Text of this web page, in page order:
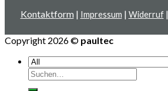
Kontaktform | Impressum | Widerruf|
Copyright 2026 © paultec
Suche
nach: